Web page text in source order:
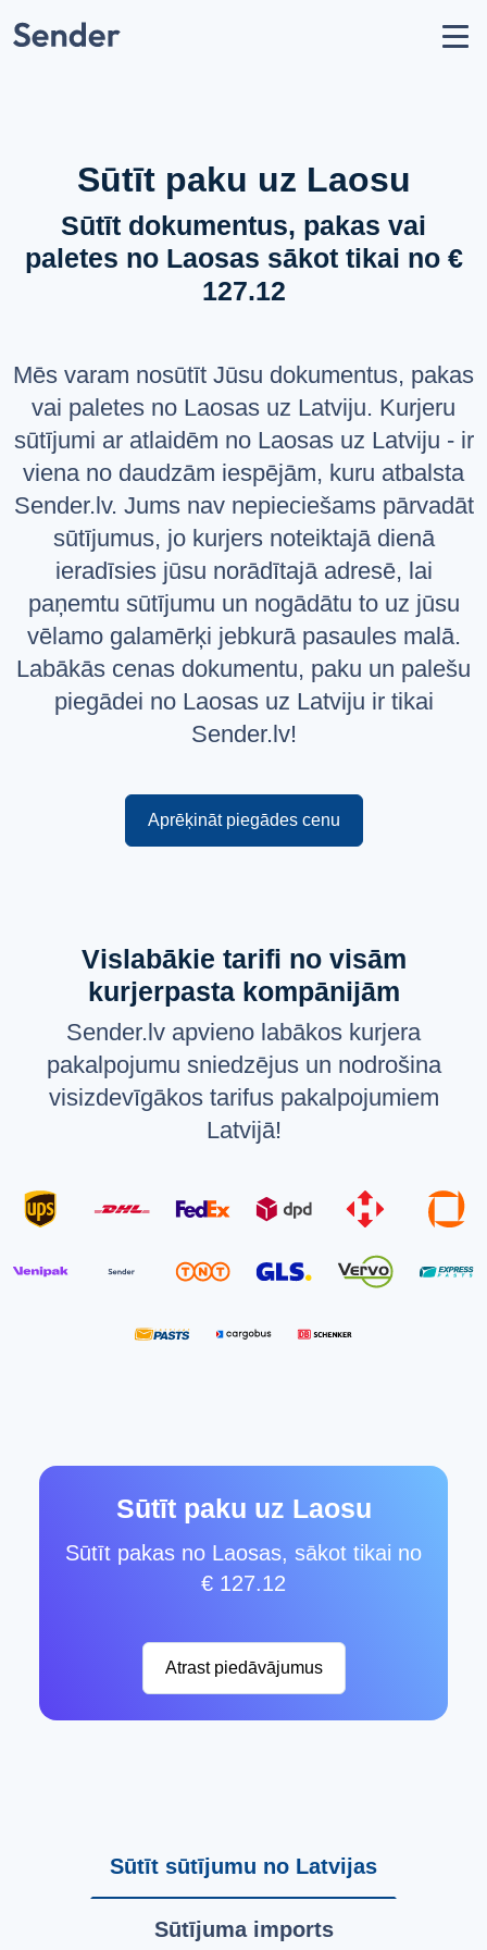
Nosūtīt sūtījumu
Pārvadātāju partneri
Aizliegumi un ierobežojumi
Jautājumi un atbildes
VALODA
Latviešu
Русский
English
Sūtīt paku uz Laosu
Sūtīt dokumentus, pakas vai
paletes no Laosas sākot tikai no €
127.12
Mēs varam nosūtīt Jūsu dokumentus, pakas
vai paletes no Laosas uz Latviju. Kurjeru
sūtījumi ar atlaidēm no Laosas uz Latviju - ir
viena no daudzām iespējām, kuru atbalsta
Sender.lv. Jums nav nepieciešams pārvadāt
sūtījumus, jo kurjers noteiktajā dienā
ieradīsies jūsu norādītajā adresē, lai
paņemtu sūtījumu un nogādātu to uz jūsu
vēlamo galamērķi jebkurā pasaules malā.
Labākās cenas dokumentu, paku un palešu
piegādei no Laosas uz Latviju ir tikai
Sender.lv!
Aprēķināt piegādes cenu
Vislabākie tarifi no visām
kurjerpasta kompānijām
Sender.lv apvieno labākos kurjera
pakalpojumu sniedzējus un nodrošina
visizdevīgākos tarifus pakalpojumiem
Latvijā!
Sūtīt paku uz Laosu
Sūtīt pakas no Laosas, sākot tikai no
€ 127.12
Atrast piedāvājumus
Sūtīt sūtījumu no Latvijas
Sūtījuma imports